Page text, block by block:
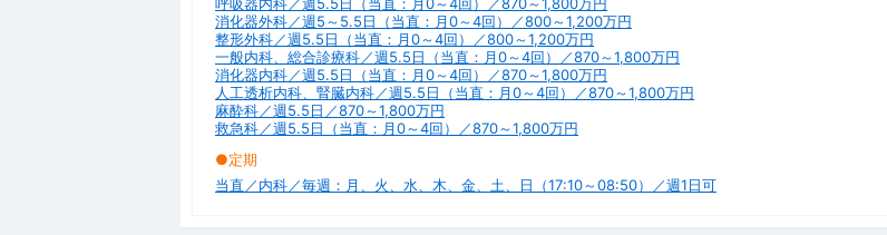
消化器外科／週5～5.5日（当直：月0～4回）／800～1,200万円
整形外科／週5.5日（当直：月0～4回）／800～1,200万円
一般内科、総合診療科／週5.5日（当直：月0～4回）／870～1,800万円
消化器内科／週5.5日（当直：月0～4回）／870～1,800万円
人工透析内科、腎臓内科／週5.5日（当直：月0～4回）／870～1,800万円
麻酔科／週5.5日／870～1,800万円
救急科／週5.5日（当直：月0～4回）／870～1,800万円
●定期
当直／内科／毎週：月、火、水、木、金、土、日（17:10～08:50）／週1日可